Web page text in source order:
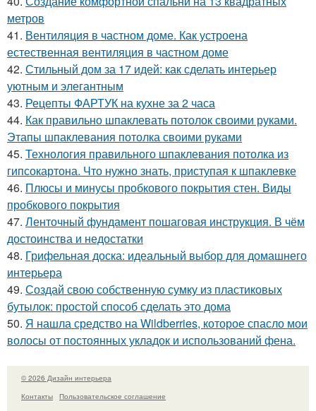
метров
41. Вентиляция в частном доме. Как устроена
естественная вентиляция в частном доме
42. Стильный дом за 17 идей: как сделать интерьер
уютным и элегантным
43. Рецепты ФАРТУК на кухне за 2 часа
44. Как правильно шпаклевать потолок своими руками.
Этапы шпаклевания потолка своими руками
45. Технология правильного шпаклевания потолка из
гипсокартона. Что нужно знать, приступая к шпаклевке
46. Плюсы и минусы пробкового покрытия стен. Виды
пробкового покрытия
47. Ленточный фундамент пошаговая инструкция. В чём
достоинства и недостатки
48. Грифельная доска: идеальный выбор для домашнего
интерьера
49. Создай свою собственную сумку из пластиковых
бутылок: простой способ сделать это дома
50. Я нашла средство на Wildberries, которое спасло мои
волосы от постоянных укладок и использований фена.
© 2026 Дизайн интерьера
Контакты
Пользовательское соглашение